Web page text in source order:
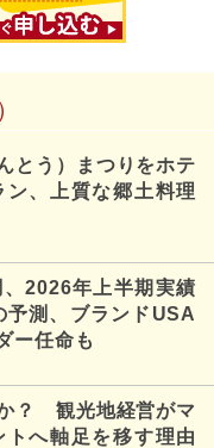
とう）まつりをホテ
、上質な郷土料理
2026年上半期実績
予測、ブランドUSA
ー任命も
？ 観光地経営がマ
へ軸足を移す理由